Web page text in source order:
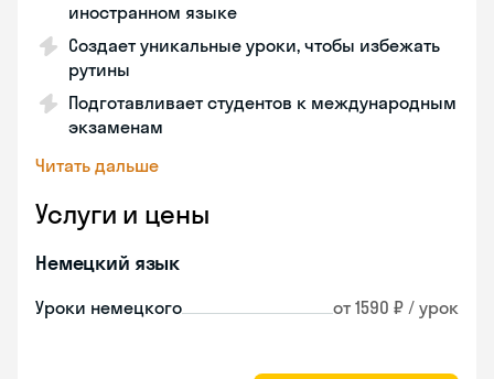
иностранном языке
Создает уникальные уроки, чтобы избежать
рутины
Подготавливает студентов к международным
экзаменам
Читать дальше
Услуги и цены
Немецкий язык
Уроки немецкого от 1590 ₽ / урок